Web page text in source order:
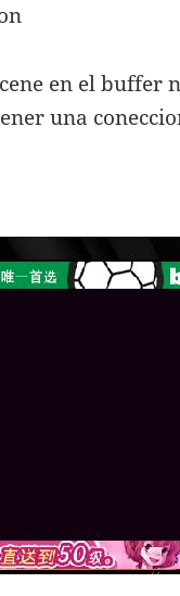
en el buffer
una